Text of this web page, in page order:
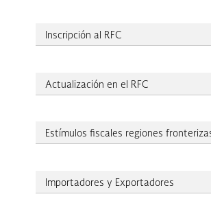
Inscripción al RFC
Actualización en el RFC
Estímulos fiscales regiones
Importadores y Exportadores